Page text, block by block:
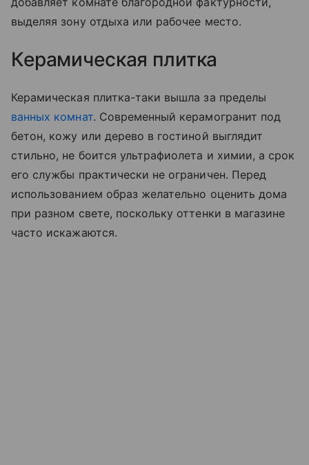
выделяя зону отдыха или рабочее место.
Керамическая плитка
Керамическая плитка-таки вышла за пределы
ванных комнат. Современный керамогранит под
бетон, кожу или дерево в гостиной выглядит
стильно, не боится ультрафиолета и химии, а срок
его службы практически не ограничен. Перед
использованием образ желательно оценить дома
при разном свете, поскольку оттенки в магазине
часто искажаются.